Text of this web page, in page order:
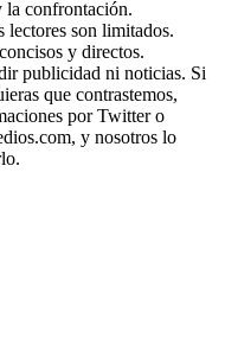
la confrontación.
lectores son limitados.
y directos.
publicidad ni noticias. Si
que contrastemos,
por Twitter o
y nosotros lo